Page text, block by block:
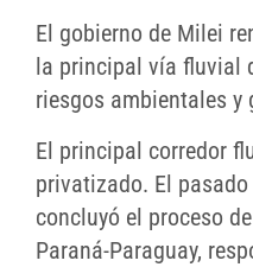
El gobierno de Milei
la principal vía fluvial
riesgos ambientales y
El principal corredor
privatizado. El
concluyó el proceso
Paraná-Paraguay,